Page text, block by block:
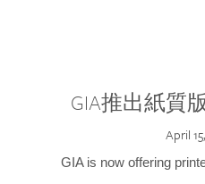
GIA推出紙質
April
GIA is now offering